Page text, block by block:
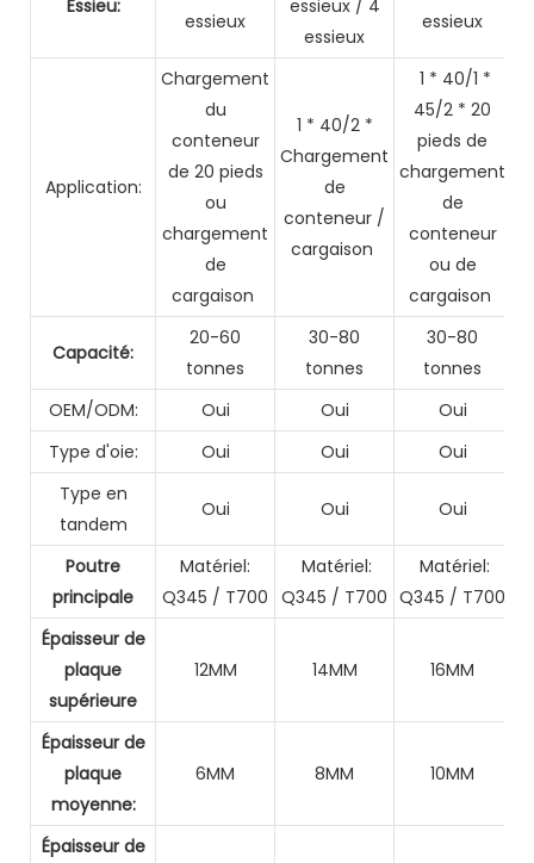
Essieu:
essieux
essieux / 4
essieux
essieux
Application:
Chargement
du
conteneur
de 20 pieds
ou
chargement
de
cargaison
1 * 40/2 *
Chargement
de
conteneur /
cargaison
1 * 40/1 *
45/2 * 20
pieds de
chargement
de
conteneur
ou de
cargaison
Capacité:
20-60
tonnes
30-80
tonnes
30-80
tonnes
OEM/ODM:
Oui Oui
Oui
Type d'oie:
Oui Oui
Oui
Type en
tandem
Oui Oui Oui
Poutre
principale
Matériel:
Q345 / T700
Matériel:
Q345 / T700
Matériel:
Q345 / T700
Épaisseur de
plaque
supérieure
12MM 14MM 16MM
Épaisseur de
plaque
moyenne:
6MM 8MM 10MM
Épaisseur de